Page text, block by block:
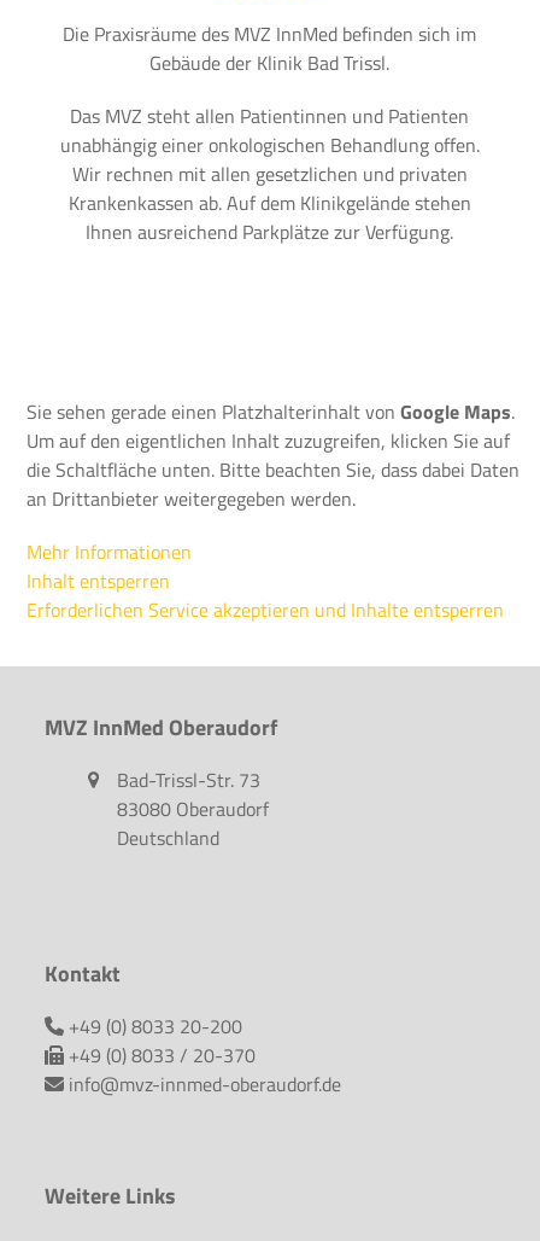
Die Praxisräume des MVZ InnMed befinden sich im
Gebäude der Klinik Bad Trissl.
Das MVZ steht allen Patientinnen und Patienten
unabhängig einer onkologischen Behandlung offen.
Wir rechnen mit allen gesetzlichen und privaten
Krankenkassen ab. Auf dem Klinikgelände stehen
Ihnen ausreichend Parkplätze zur Verfügung.
Sie sehen gerade einen Platzhalterinhalt vonGoogle Maps.
Um auf den eigentlichen Inhalt zuzugreifen, klicken Sie auf
die Schaltfläche unten. Bitte beachten Sie, dass dabei Daten
an Drittanbieter weitergegeben werden.
Mehr Informationen
Inhalt entsperren
Erforderlichen Service akzeptieren und Inhalte entsperren
MVZ InnMed Oberaudorf
Bad-Trissl-Str. 73
83080 Oberaudorf
Deutschland
Kontakt
+49 (0) 8033 20-200
+49 (0) 8033 / 20-370
info@mvz-innmed-oberaudorf.de
Weitere Links